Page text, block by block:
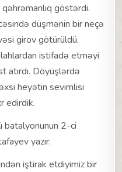
qəhrəmanlıq göstərdi.
düşmənin bir neçə
girov götürüldü.
istifadə etməyi
atırdı. Döyüşlərdə
heyətin sevimlisi
edirdik.
batalyonunun 2-ci
yazır:
iştirak etdiyimiz bir